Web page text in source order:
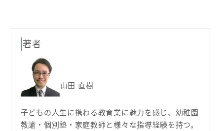
著者
山田 直樹
子どもの人生に携わる教育業に魅力を感じ、幼稚園
教諭・個別塾・家庭教師と様々な指導経験を持つ。